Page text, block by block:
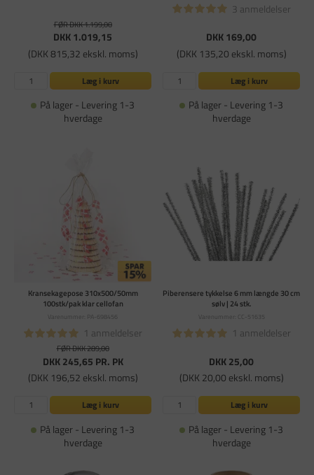
FØR DKK 1.199,00
DKK 1.019,15
(DKK 815,32 ekskl. moms)
Læg i kurv
På lager - Levering 1-3
hverdage
3 anmeldelser
DKK 169,00
(DKK 135,20 ekskl. moms)
Læg i kurv
På lager - Levering 1-3
hverdage
Kransekagepose 310x500/50mm
100stk/pak klar cellofan
Varenummer: PA-698456
1 anmeldelser
FØR DKK 289,00
DKK 245,65 PR. PK
(DKK 196,52 ekskl. moms)
Læg i kurv
På lager - Levering 1-3
hverdage
Piberensere tykkelse 6 mm længde 30 cm
sølv | 24 stk.
Varenummer: CC-51635
1 anmeldelser
DKK 25,00
(DKK 20,00 ekskl. moms)
Læg i kurv
På lager - Levering 1-3
hverdage